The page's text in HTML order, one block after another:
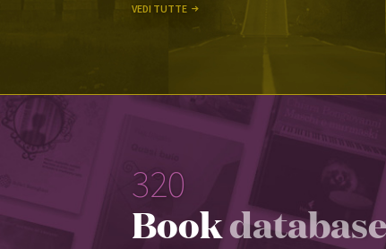
VEDI TUTTE
320
Bookdatabase